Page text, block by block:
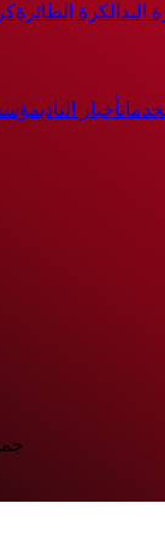
اليد الكرة الطائرة
أخبار النادي